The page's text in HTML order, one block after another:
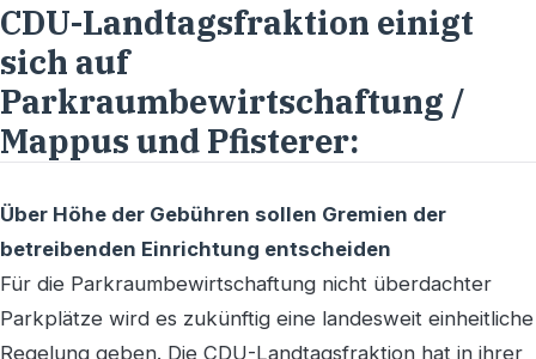
CDU-Landtagsfraktion einigt
sich auf
Parkraumbewirtschaftung /
Mappus und Pfisterer:
Über Höhe der Gebühren sollen Gremien der
betreibenden Einrichtung entscheiden
Für die Parkraumbewirtschaftung nicht überdachter
Parkplätze wird es zukünftig eine landesweit einheitliche
Regelung geben. Die CDU-Landtagsfraktion hat in ihrer